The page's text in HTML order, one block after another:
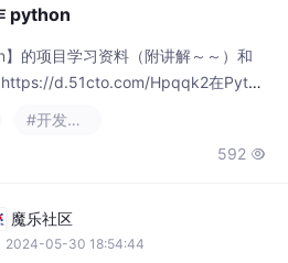
python
的项目学习资料（附讲解～～）和
https://d.51cto.com/Hpqqk2在Pytho
中实现Metersphere的前置操
#开发语言
592 
魔乐社区
2024-05-30 18:54:44